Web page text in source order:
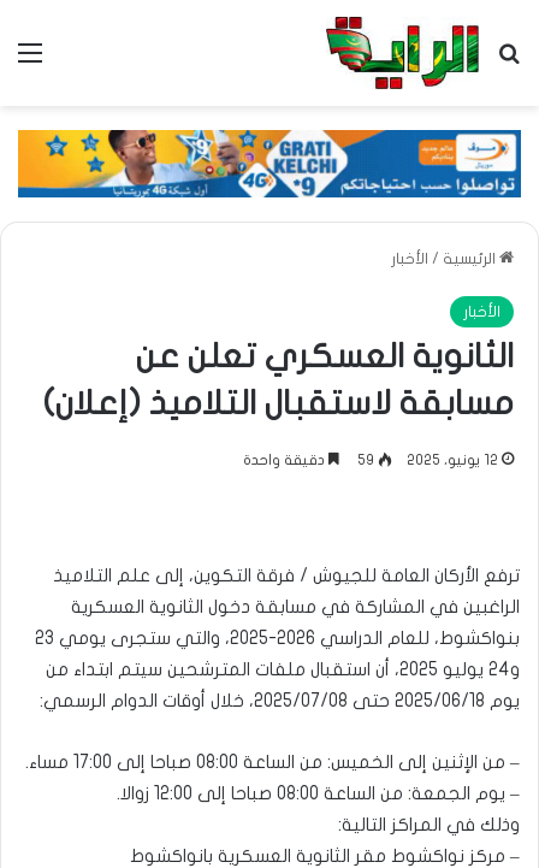
بحث عن
الرئيسية / الأخبار
الأخبار
الثانوية العسكري تعلن عن
مسابقة لاستقبال التلاميذ (إعلان)
12 يونيو، 2025 59 دقيقة واحدة
ترفع الأركان العامة للجيوش / فرقة التكوين، إلى علم التلاميذ
الراغبين في المشاركة في مسابقة دخول الثانوية العسكرية
بنواكشوط، للعام الدراسي 2026-2025، والتي ستجرى يومي 23
و24 يوليو 2025، أن استقبال ملفات المترشحين سيتم ابتداء من
يوم 2025/06/18 حتى 2025/07/08، خلال أوقات الدوام الرسمي:
– من الإثنين إلى الخميس: من الساعة 08:00 صباحا إلى 17:00 مساء.
– يوم الجمعة: من الساعة 08:00 صباحا إلى 12:00 زوالا.
وذلك في المراكز التالية:
– مركز نواكشوط مقر الثانوية العسكرية بانواكشوط